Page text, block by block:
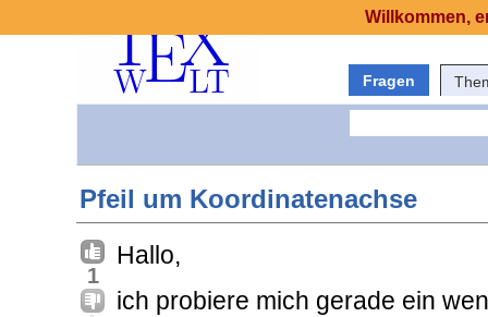
Fragen
Pfeil um Koordinatenachse
1
Hallo,
ich probiere mich gerade ein
Willkommen,